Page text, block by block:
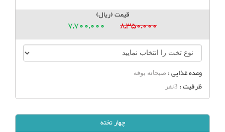
قیمت (ریال)
8,350,000
7,700,000
وعده غذایی : صبحانه بوفه
ظرفیت : 3نفر
چهار تخته